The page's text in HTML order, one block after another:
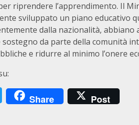
riprendere l’apprendimento. Il
sviluppato un piano educativo
dalla nazionalità, abbiano
da parte della comunità
e ridurre al minimo l’onere
Twitter
Share Post